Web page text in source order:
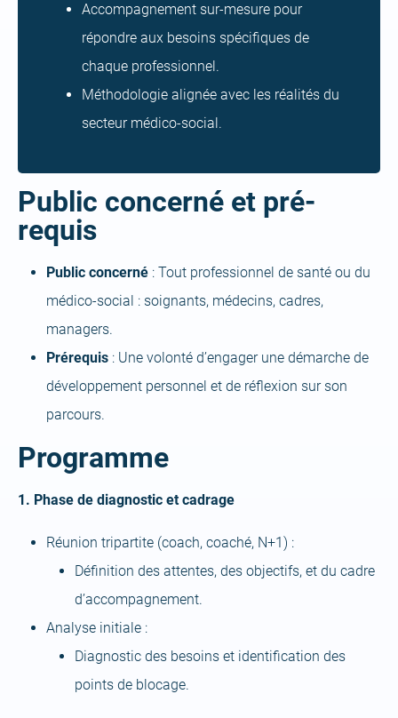
Accompagnement sur-mesure pour
répondre aux besoins spécifiques de
chaque professionnel.
Méthodologie alignée avec les réalités du
secteur médico-social.
Public concerné et pré-
requis
Public concerné : Tout professionnel de santé ou du
médico-social : soignants, médecins, cadres,
managers.
Prérequis : Une volonté d’engager une démarche de
développement personnel et de réflexion sur son
parcours.
Programme
1. Phase de diagnostic et cadrage
Réunion tripartite (coach, coaché, N+1) :
Définition des attentes, des objectifs, et du cadre
d’accompagnement.
Analyse initiale :
Diagnostic des besoins et identification des
points de blocage.